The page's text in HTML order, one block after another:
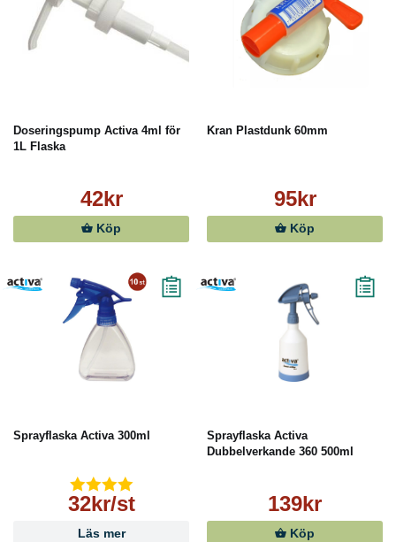
Doseringspump Activa 4ml för
1L Flaska
42kr
Köp
Kran Plastdunk 60mm
95kr
Köp
Sprayflaska Activa 300ml
32kr/st
Läs mer
Sprayflaska Activa
Dubbelverkande 360 500ml
139kr
Köp